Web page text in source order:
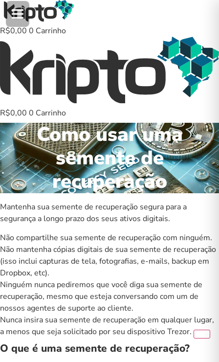
para
o
conteúdo
R$0,00 0 Carrinho
R$0,00 0 Carrinho
Como usar uma
semente de
recuperação
Mantenha sua semente de recuperação segura para a
segurança a longo prazo dos seus ativos digitais.
Não compartilhe sua semente de recuperação com ninguém.
Não mantenha cópias digitais de sua semente de recuperação
(isso inclui capturas de tela, fotografias, e-mails, backup em
Dropbox, etc).
Ninguém nunca pediremos que você diga sua semente de
recuperação, mesmo que esteja conversando com um de
nossos agentes de suporte ao cliente.
Nunca insira sua semente de recuperação em qualquer lugar,
a menos que seja solicitado por seu dispositivo Trezor.
O que é uma semente de recuperação?